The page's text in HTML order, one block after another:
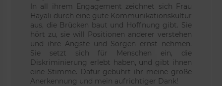
In all ihrem Engagement zeichnet sich Frau
Hayali durch eine gute Kommunikationskultur
aus, die Brücken baut und Hoffnung gibt. Sie
hört zu, sie will Positionen anderer verstehen
und ihre Ängste und Sorgen ernst nehmen.
Sie setzt sich für Menschen ein, die
Diskriminierung erlebt haben, und gibt ihnen
eine Stimme. Dafür gebührt ihr meine große
Anerkennung und mein aufrichtiger Dank!